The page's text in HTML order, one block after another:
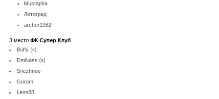
Mustapha
Летоград
archer1982
3 место ФК Супер Клуб
Buffy (к)
DmNass (к)
Snezhnoe
Gorom
Leon88